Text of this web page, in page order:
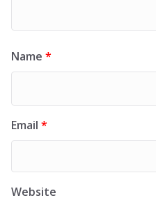
Name *
Email *
Website